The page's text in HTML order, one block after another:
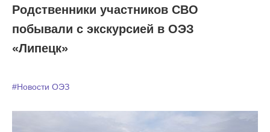
Родственники участников СВО
побывали с экскурсией в ОЭЗ
«Липецк»
#Новости ОЭЗ